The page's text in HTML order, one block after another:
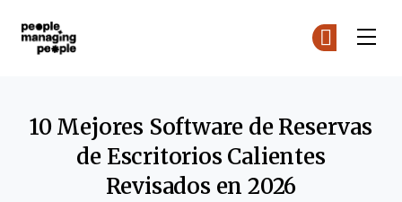
10 Mejores Software de Reservas
de Escritorios Calientes
Revisados en 2026